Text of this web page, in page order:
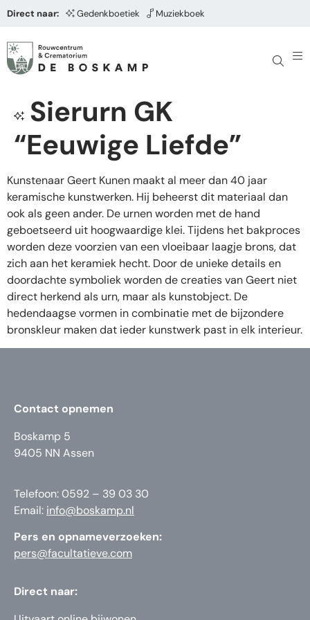
Direct naar: Gedenkboetiek Muziekboek
Sierurn GK
“Eeuwige Liefde”
Kunstenaar Geert Kunen maakt al meer dan 40 jaar
keramische kunstwerken. Hij beheerst dit materiaal dan
ook als geen ander. De urnen worden met de hand
geboetseerd uit hoogwaardige klei. Tijdens het bakproces
worden deze voorzien van een vloeibaar laagje brons, dat
zich aan het keramiek hecht. Door de unieke details en
doordachte symboliek worden de creaties van Geert niet
direct herkend als urn, maar als kunstobject. De
hedendaagse vormen in combinatie met de bijzondere
bronskleur maken dat ieder kunstwerk past in elk interieur.
Contact opnemen
Boskamp 5
9405 NN Assen
Telefoon: 0592 – 39 03 30
Email: info@boskamp.nl
Pers en opnameverzoeken:
pers@facultatieve.com
Direct naar: